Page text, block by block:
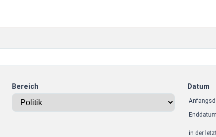
Bereich Datum
Enddatum
in der